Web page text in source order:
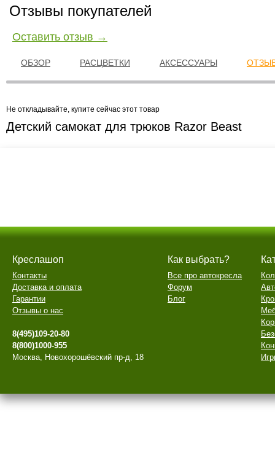
Отзывы покупателей
Оставить отзыв →
ОБЗОР РАСЦВЕТКИ АКСЕССУАРЫ
Не откладывайте, купите сейчас этот товар
Детский самокат для трюков Razor Beast
Креслашоп
Контакты
Доставка и оплата
Гарантии
Отзывы о нас
8(495)109-20-80
8(800)1000-955
Москва, Новохорошёвский пр-д, 18
Как выбрать?
Все про автокресла
Форум
Блог